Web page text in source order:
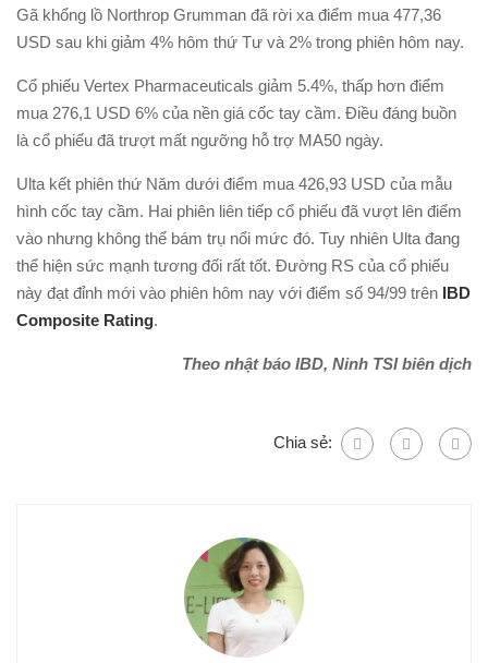
Gã khổng lồ Northrop Grumman đã rời xa điểm mua 477,36
USD sau khi giảm 4% hôm thứ Tư và 2% trong phiên hôm nay.
Cổ phiếu Vertex Pharmaceuticals giảm 5.4%, thấp hơn điểm
mua 276,1 USD 6% của nền giá cốc tay cầm. Điều đáng buồn
là cổ phiếu đã trượt mất ngưỡng hỗ trợ MA50 ngày.
Ulta kết phiên thứ Năm dưới điểm mua 426,93 USD của mẫu
hình cốc tay cầm. Hai phiên liên tiếp cổ phiếu đã vượt lên điểm
vào nhưng không thể bám trụ nổi mức đó. Tuy nhiên Ulta đang
thể hiện sức mạnh tương đối rất tốt. Đường RS của cổ phiếu
này đạt đỉnh mới vào phiên hôm nay với điểm số 94/99 trên IBD
Composite Rating.
Theo nhật báo IBD, Ninh TSI biên dịch
Chia sẻ: